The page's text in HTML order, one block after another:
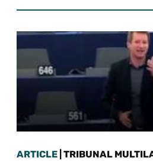
ARTICLE | TRIBUNAL